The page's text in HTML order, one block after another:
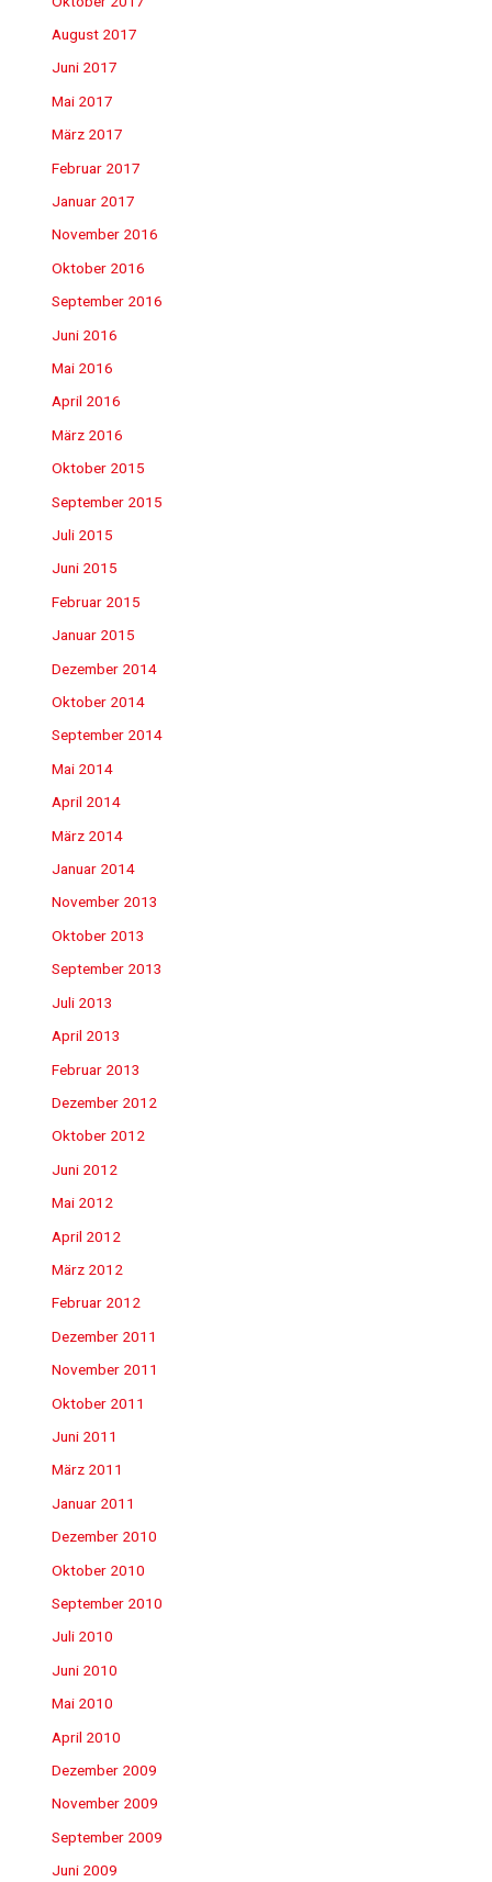
August 2017
Juni 2017
Mai 2017
März 2017
Februar 2017
Januar 2017
November 2016
Oktober 2016
September 2016
Juni 2016
Mai 2016
April 2016
März 2016
Oktober 2015
September 2015
Juli 2015
Juni 2015
Februar 2015
Januar 2015
Dezember 2014
Oktober 2014
September 2014
Mai 2014
April 2014
März 2014
Januar 2014
November 2013
Oktober 2013
September 2013
Juli 2013
April 2013
Februar 2013
Dezember 2012
Oktober 2012
Juni 2012
Mai 2012
April 2012
März 2012
Februar 2012
Dezember 2011
November 2011
Oktober 2011
Juni 2011
März 2011
Januar 2011
Dezember 2010
Oktober 2010
September 2010
Juli 2010
Juni 2010
Mai 2010
April 2010
Dezember 2009
November 2009
September 2009
Juni 2009